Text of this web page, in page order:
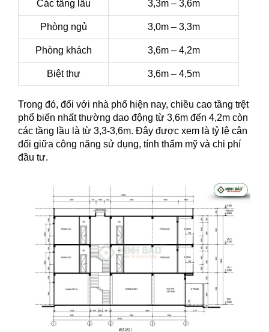
Các tầng lầu 3,3m – 3,6m
Phòng ngủ 3,0m – 3,3m
Phòng khách 3,6m – 4,2m
Biệt thự 3,6m – 4,5m
Trong đó, đối với nhà phố hiện nay, chiều cao tầng trệt
phổ biến nhất thường dao động từ 3,6m đến 4,2m còn
các tầng lầu là từ 3,3-3,6m. Đây được xem là tỷ lệ cân
đối giữa công năng sử dụng, tính thẩm mỹ và chi phí
đầu tư.